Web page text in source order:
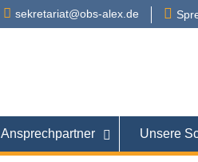
sekretariat@obs-alex.de
Ansprechpartner Unsere